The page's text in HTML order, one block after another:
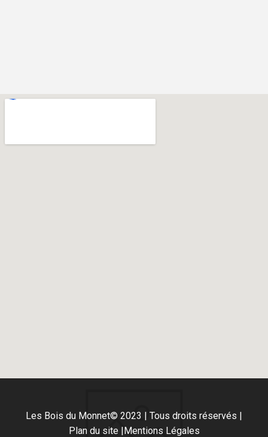
Les Bois du Monnet© 2023 | Tous droits réservés |
Plan du site |Mentions Légales